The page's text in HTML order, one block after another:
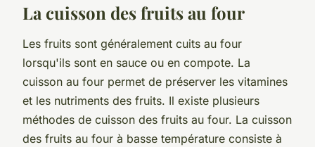
La cuisson des fruits au four
Les fruits sont généralement cuits au four
lorsqu'ils sont en sauce ou en compote. La
cuisson au four permet de préserver les vitamines
et les nutriments des fruits. Il existe plusieurs
méthodes de cuisson des fruits au four. La cuisson
des fruits au four à basse température consiste à